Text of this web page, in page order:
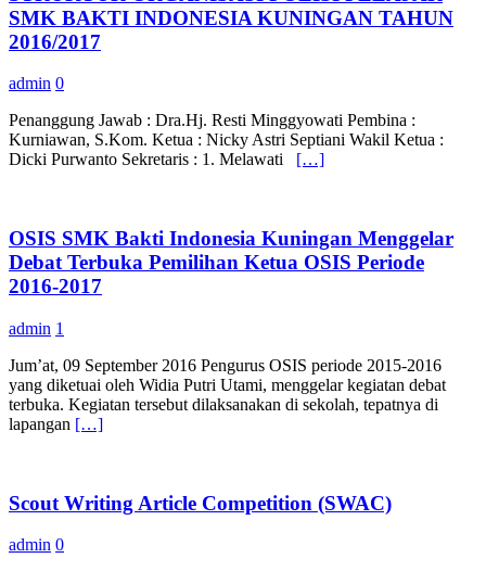
SMK BAKTI INDONESIA KUNINGAN TAHUN
2016/2017
admin 0
Penanggung Jawab : Dra.Hj. Resti Minggyowati Pembina :
Kurniawan, S.Kom. Ketua : Nicky Astri Septiani Wakil Ketua :
Dicki Purwanto Sekretaris : 1. Melawati […]
OSIS SMK Bakti Indonesia Kuningan Menggelar
Debat Terbuka Pemilihan Ketua OSIS Periode
2016-2017
admin 1
Jum’at, 09 September 2016 Pengurus OSIS periode 2015-2016
yang diketuai oleh Widia Putri Utami, menggelar kegiatan debat
terbuka. Kegiatan tersebut dilaksanakan di sekolah, tepatnya di
lapangan […]
Scout Writing Article Competition (SWAC)
admin 0